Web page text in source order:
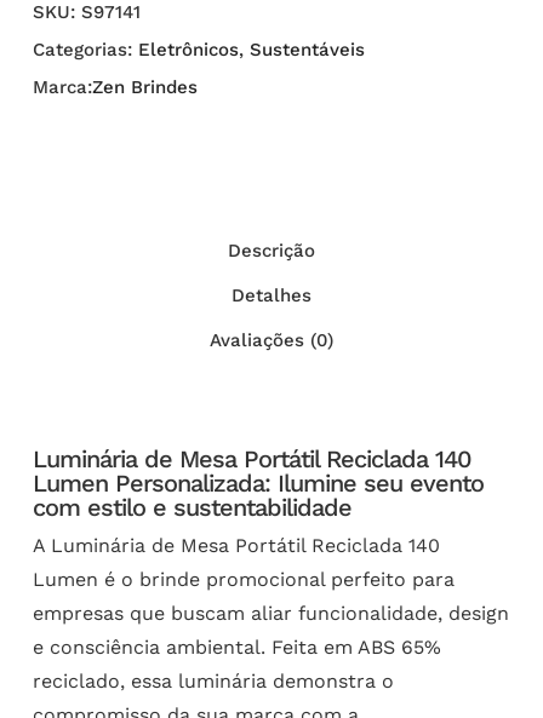
SKU: S97141
Categorias: Eletrônicos, Sustentáveis
Marca:Zen Brindes
Descrição
Detalhes
Avaliações (0)
Luminária de Mesa Portátil Reciclada 140
Lumen Personalizada: Ilumine seu evento
com estilo e sustentabilidade
A Luminária de Mesa Portátil Reciclada 140
Lumen é o brinde promocional perfeito para
empresas que buscam aliar funcionalidade, design
e consciência ambiental. Feita em ABS 65%
reciclado, essa luminária demonstra o